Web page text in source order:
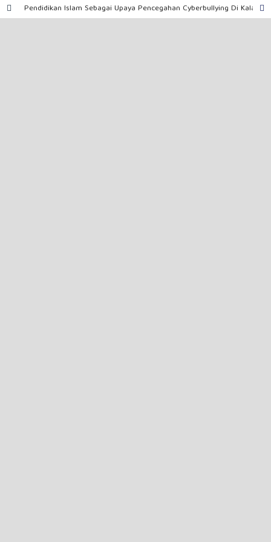
Pendidikan Islam Sebagai Upaya Pencegahan Cyberbullying Di Kalangan Remaja